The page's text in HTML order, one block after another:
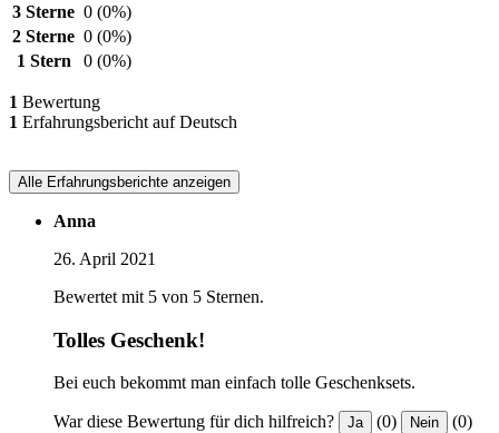
3 Sterne 0 (0%)
2 Sterne 0 (0%)
1 Stern
0 (0%)
1 Bewertung
1 Erfahrungsbericht auf Deutsch
Alle Erfahrungsberichte anzeigen
Anna
26. April 2021
Bewertet mit 5 von 5 Sternen.
Tolles Geschenk!
Bei euch bekommt man einfach tolle Geschenksets.
War diese Bewertung für dich hilfreich? Ja (0) Nein (0)